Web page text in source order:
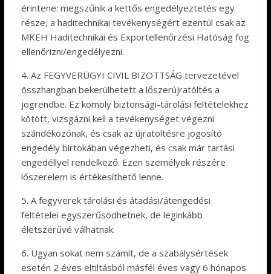
érintene: megszűnik a kettős engedélyeztetés egy
része, a haditechnikai tevékenységért ezentúl csak az
MKEH Haditechnikai és Exportellenőrzési Hatóság fog
ellenőrizni/engedélyezni.
4. Az FEGYVERÜGYI CIVIL BIZOTTSÁG tervezetével
összhangban bekerülhetett a lőszerújratöltés a
jogrendbe. Ez komoly biztonsági-tárolási feltételekhez
kötött, vizsgázni kell a tevékenységet végezni
szándékozónak, és csak az újratöltésre jogosító
engedély birtokában végezheti, és csak már tartási
engedéllyel rendelkező. Ezen személyek részére
lőszerelem is értékesíthető lenne.
5. A fegyverek tárolási és átadási/átengedési
feltételei egyszerűsödhetnek, de leginkább
életszerűvé válhatnak.
6. Ugyan sokat nem számít, de a szabálysértések
esetén 2 éves eltiltásból másfél éves vagy 6 hónapos